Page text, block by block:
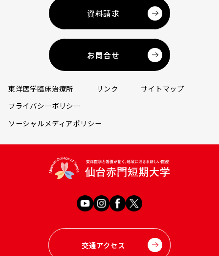
資料請求
お問合せ
東洋医学臨床治療所 リンク
サイトマップ
プライバシーポリシー
ソーシャルメディアポリシー
交通アクセス